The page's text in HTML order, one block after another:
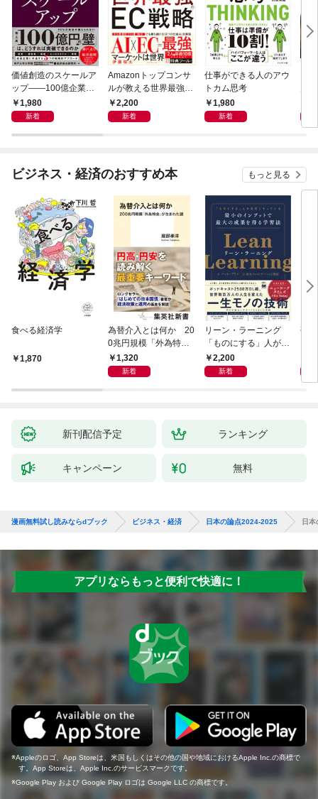
価値創造のスケールア
ップ――100億企業へ
の変革シナリオ
1,980
新着
Amazonトップコンサ
ルが教える世界最強の
EC戦略
2,200
新着
仕事ができる人のアウ
トカム思考
1,980
新着
ビジネス・経済のおすすめ本 もっと見る
食べる経済学
1,870
為替介入とは何か 20
0兆円規模「外為特
会」が生まれた謎
1,320
新着
リーン・ラーニング
「ものにする」人が自
然とやっている 最小の
インプットで最大の成
2,200
新着
研
新刊配信予定 ランキング
キャンペーン 無料
漫画無料試し読みならdブック ビジネス・経済 日本の論点2024-2025 日
アプリならもっと便利で快適に！
Appleのロゴ、App Storeは、米国もしくはその他の国や地域におけるApple Inc.の商標で
す。App Storeは、Apple Inc.のサービスマークです。
Google Play および Google Play ロゴは Google LLC の商標です。